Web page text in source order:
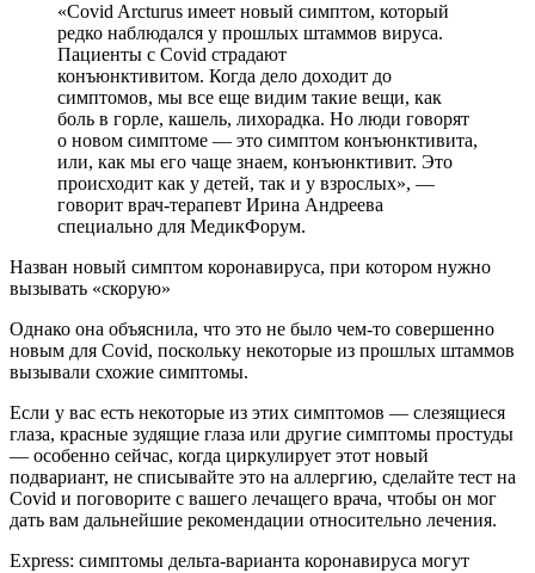
«Covid Arcturus имеет новый симптом, который
редко наблюдался у прошлых штаммов вируса.
Пациенты с Covid страдают
конъюнктивитом. Когда дело доходит до
симптомов, мы все еще видим такие вещи, как
боль в горле, кашель, лихорадка. Но люди говорят
о новом симптоме — это симптом конъюнктивита,
или, как мы его чаще знаем, конъюнктивит. Это
происходит как у детей, так и у взрослых», —
говорит врач-терапевт Ирина Андреева
специально для МедикФорум.
Назван новый симптом коронавируса, при котором нужно
вызывать «скорую»
Однако она объяснила, что это не было чем-то совершенно
новым для Covid, поскольку некоторые из прошлых штаммов
вызывали схожие симптомы.
Если у вас есть некоторые из этих симптомов — слезящиеся
глаза, красные зудящие глаза или другие симптомы простуды
— особенно сейчас, когда циркулирует этот новый
подвариант, не списывайте это на аллергию, сделайте тест на
Covid и поговорите с вашего лечащего врача, чтобы он мог
дать вам дальнейшие рекомендации относительно лечения.
Express: симптомы дельта-варианта коронавируса могут